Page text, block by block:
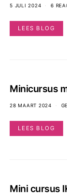
5 JULI 2024 6
LEES BLOG
Minicursus
28 MAART 2024
LEES BLOG
Mini cursus